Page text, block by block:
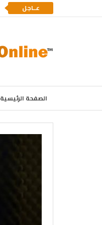
عــاجل
الصفحة الرئيسية